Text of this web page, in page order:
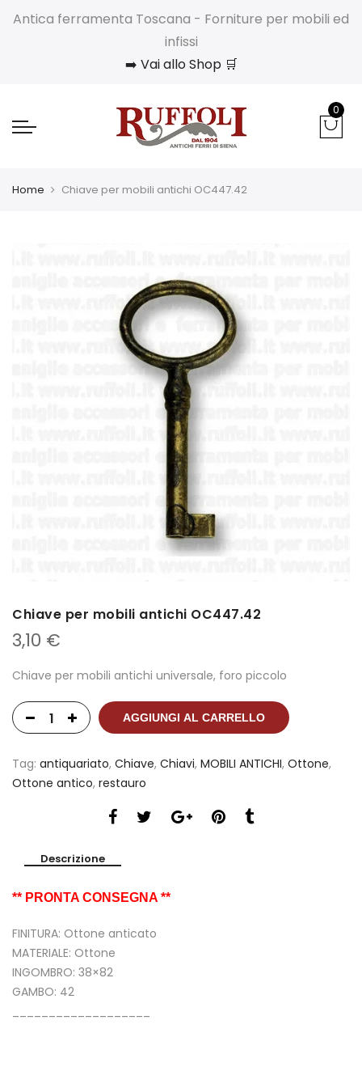
Antica ferramenta Toscana - Forniture per mobili ed
infissi
➡️ Vai allo Shop 🛒
0
Home Chiave per mobili antichi OC447.42
Chiave per mobili antichi OC447.42
3,10 €
Chiave per mobili antichi universale, foro piccolo
AGGIUNGI AL CARRELLO
Tag: antiquariato, Chiave, Chiavi, MOBILI ANTICHI, Ottone,
Ottone antico, restauro
Descrizione
** PRONTA CONSEGNA **
FINITURA: Ottone anticato
MATERIALE: Ottone
INGOMBRO: 38×82
GAMBO: 42